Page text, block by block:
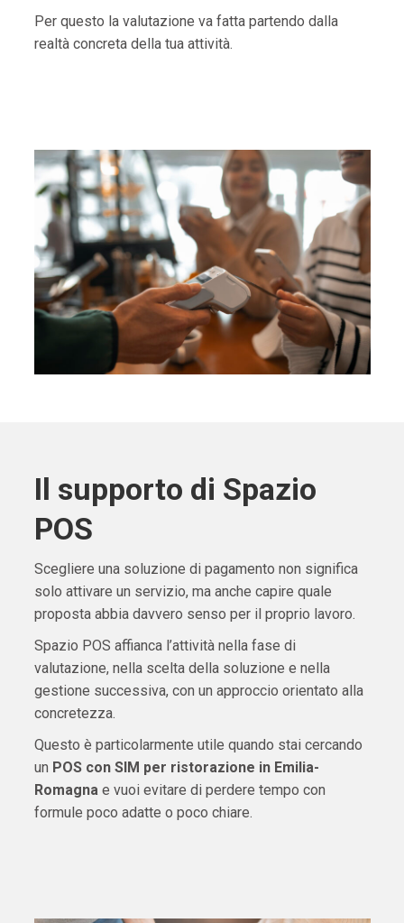
Per questo la valutazione va fatta partendo dalla
realtà concreta della tua attività.
Il supporto di Spazio
POS
Scegliere una soluzione di pagamento non significa
solo attivare un servizio, ma anche capire quale
proposta abbia davvero senso per il proprio lavoro.
Spazio POS affianca l’attività nella fase di
valutazione, nella scelta della soluzione e nella
gestione successiva, con un approccio orientato alla
concretezza.
Questo è particolarmente utile quando stai cercando
un POS con SIM per ristorazione in Emilia-
Romagnae vuoi evitare di perdere tempo con
formule poco adatte o poco chiare.